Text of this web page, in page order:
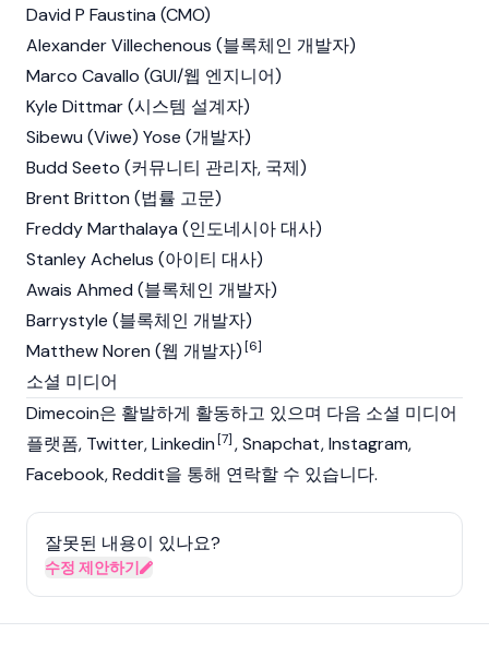
David P Faustina (CMO)
Alexander Villechenous (블록체인 개발자)
Marco Cavallo (GUI/웹 엔지니어)
Kyle Dittmar (시스템 설계자)
Sibewu (Viwe) Yose (개발자)
Budd Seeto (커뮤니티 관리자, 국제)
Brent Britton (법률 고문)
Freddy Marthalaya (인도네시아 대사)
Stanley Achelus (아이티 대사)
Awais Ahmed (블록체인 개발자)
Barrystyle (블록체인 개발자)
Matthew Noren (웹 개발자)[6]
소셜 미디어
Dimecoin은 활발하게 활동하고 있으며 다음 소셜 미디어
플랫폼, Twitter, Linkedin[7], Snapchat, Instagram,
Facebook, Reddit을 통해 연락할 수 있습니다.
잘못된 내용이 있나요?
수정 제안하기